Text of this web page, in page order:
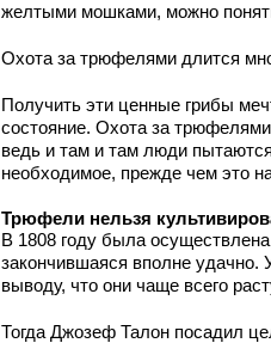
желтыми мошками, можно
Охота за трюфелями длится
Получить эти ценные грибы
состояние. Охота за
ведь и там и там люди
необходимое, прежде чем это
Трюфели нельзя
В 1808 году была
закончившаяся вполне
выводу, что они чаще всего
Тогда Джозеф Талон посадил